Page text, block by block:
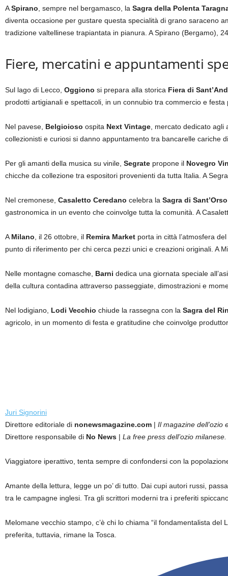
ASpirano , sempre nel bergamasco, la Sagra della Polenta
diventa occasione per gustare questa specialità di grano saraceno
tradizione valtellinese trapiantata in pianura. A Spirano (Bergamo),
Fiere, mercatini e appuntamenti
Sul lago di Lecco, Oggiono si prepara alla storica Fiera di
prodotti artigianali e spettacoli, in un connubio tra commercio e
Nel pavese, Belgioioso ospita Next Vintage , mercato dedicato
collezionisti e curiosi si danno appuntamento tra bancarelle cariche
Per gli amanti della musica su vinile, Segrate propone il Novegro
chicche da collezione tra espositori provenienti da tutta Italia. A
Nel cremonese, Casaletto Ceredano celebra la Sagra di
gastronomica in un evento che coinvolge tutta la comunità. A
A Milano , il 26 ottobre, il Remira Market porta in città l’atmosfera
punto di riferimento per chi cerca pezzi unici e creazioni originali. A
Nelle montagne comasche, Barni dedica una giornata speciale
della cultura contadina attraverso passeggiate, dimostrazioni e
Nel lodigiano, Lodi Vecchio chiude la rassegna con la Sagra del
agricolo, in un momento di festa e gratitudine che coinvolge
Juri Signorini
Direttore editoriale di nonewsmagazine.com | Il magazine dell’ozio
Direttore responsabile di No News | La free press dell’ozio milanese.
Viaggiatore iperattivo, tenta sempre di confondersi con la
Amante della lettura, legge un po’ di tutto. Dai cupi autori russi,
tra le campagne inglesi. Tra gli scrittori moderni tra i preferiti
Melomane vecchio stampo, c’è chi lo chiama “il fondamentalista
preferita, tuttavia, rimane la Tosca.